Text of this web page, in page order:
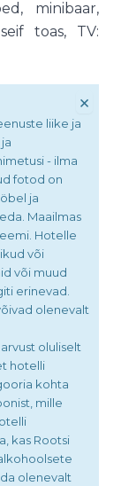
minibaar,
toas, TV:
liike ja
- ilma
fotod on
ja
Maailmas
Hotelle
või
või muud
erinevad.
olenevalt
oluliselt
hotelli
kohta
mille
kas Rootsi
olenevalt
×